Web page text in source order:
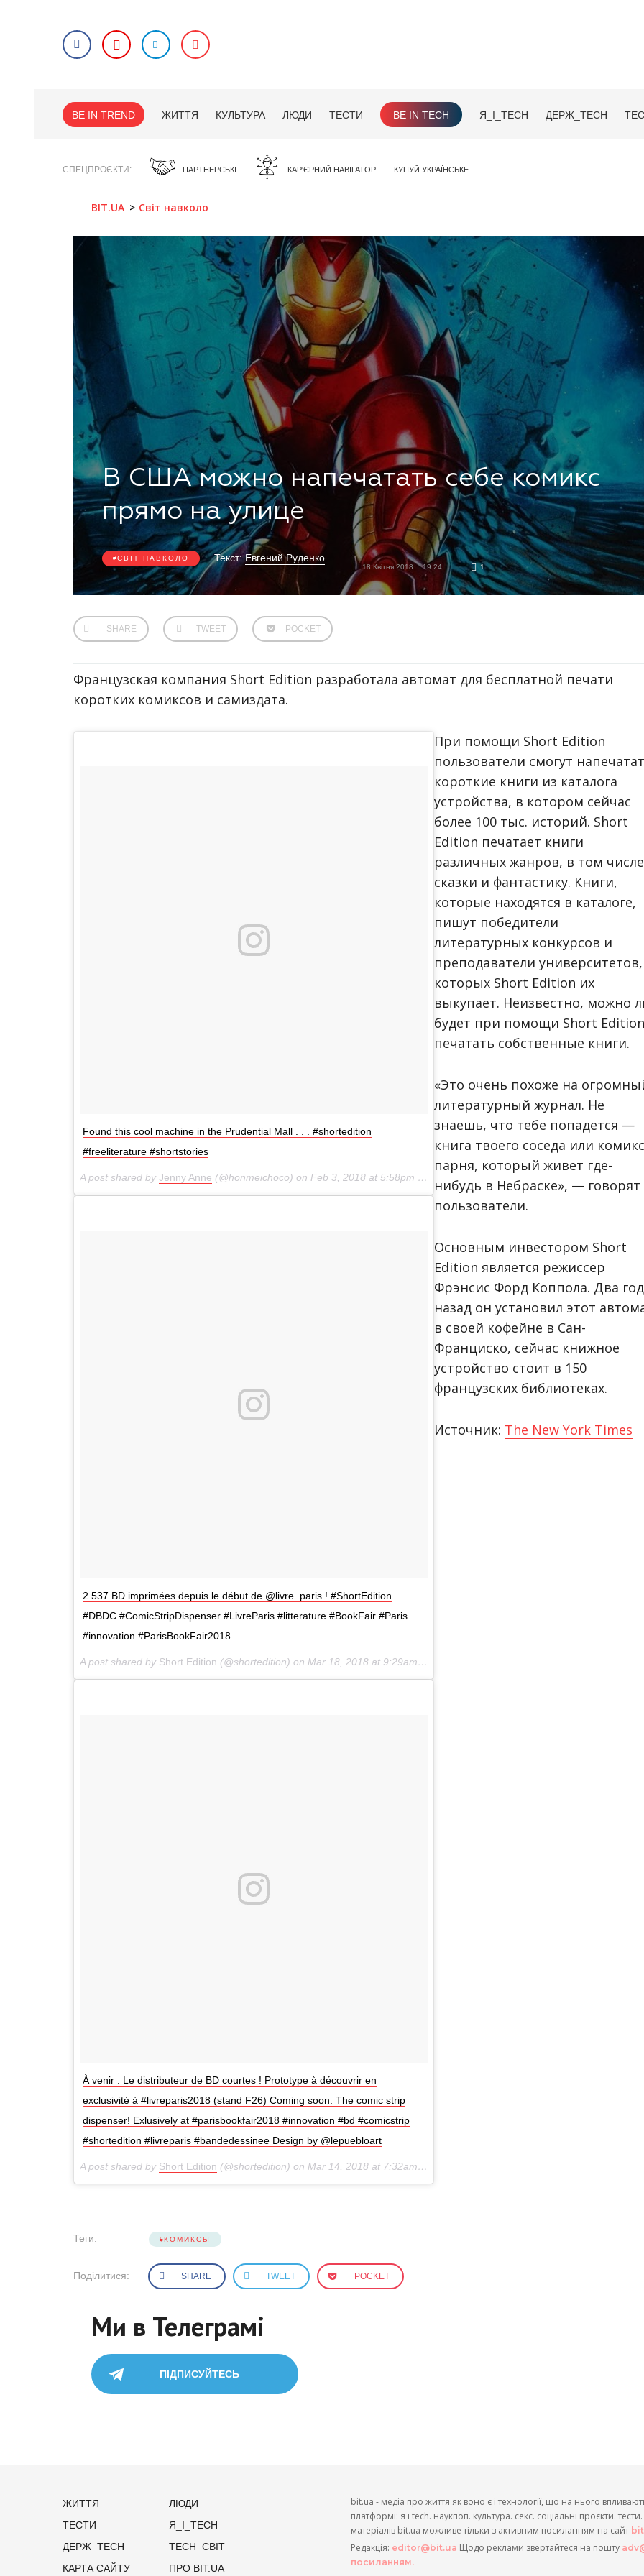
BE IN TREND ЖИТТЯ КУЛЬТУРА ЛЮДИ ТЕСТИ BE IN TECH Я_І_TECH ДЕРЖ_TECH
СПЕЦПРОЄКТИ ПАРТНЕРСЬКІ КАР'ЄРНИЙ НАВІГАТОР КУПУЙ УКРАЇНСЬКЕ
BIT.UA Світ навколо
В США можно напечатать себе комикс
прямо на улице
СВІТ НАВКОЛО Текст:Евгений Руденко
18 Квітня 2018 19:24 1
SHARE TWEET POCKET
Французская компания Short Edition разработала автомат для бесплатной печати
коротких комиксов и самиздата.
Found this cool machine in the Prudential Mall . . . #shortedition
#freeliterature #shortstories
A post shared by Jenny Anne (@honmeichoco) on Feb 3, 2018 at 5:58pm PST
При помощи Short Edition
пользователи смогут
короткие книги из каталога
устройства, в котором сейчас
более 100 тыс. историй. Short
Edition печатает книги
различных жанров, в том числе
сказки и фантастику. Книги,
которые находятся в каталоге,
пишут победители
литературных конкурсов и
преподаватели
которых Short Edition их
выкупает. Неизвестно, можно
будет при помощи Short Edition
печатать собственные книги.
2 537 BD imprimées depuis le début de @livre_paris ! #ShortEdition
#DBDC #ComicStripDispenser #LivreParis #litterature #BookFair #Paris
#innovation #ParisBookFair2018
A post shared by Short Edition (@shortedition) on Mar 18, 2018 at 9:29am PDT
«Это очень похоже на
литературный журнал. Не
знаешь, что тебе попадется —
книга твоего соседа или комикс
парня, который живет где-
нибудь в Небраске», — говорят
пользователи.
À venir : Le distributeur de BD courtes ! Prototype à découvrir en
exclusivité à #livreparis2018 (stand F26) Coming soon: The comic strip
dispenser! Exlusively at #parisbookfair2018 #innovation #bd #comicstrip
#shortedition #livreparis #bandedessinee Design by @lepuebloart
A post shared by Short Edition (@shortedition) on Mar 14, 2018 at 7:32am PDT
Основным инвестором Short
Edition является режиссер
Фрэнсис Форд Коппола. Два
назад он установил этот
в своей кофейне в Сан-
Франциско, сейчас книжное
устройство стоит в 150
французских библиотеках.
Источник: The New York Times
Теги: КОМИКСЫ
Поділитися: SHARE TWEET POCKET
Ми в Телеграмі
ПІДПИСУЙТЕСЬ
ЖИТТЯ
ЛЮДИ
ТЕСТИ
Я_І_TECH
ДЕРЖ_TECH
TECH_СВІТ
КАРТА САЙТУ
ПРО BIT.UA
bit.ua - медіа про життя як воно є і технології, що на нього
платформі: я і tech. наукпоп. культура. секс. соціальні проєкти.
матеріалів bit.ua можливе тільки з активним посиланням на сайт
Редакція: editor@bit.ua Щодо реклами звертайтеся на пошту
посиланням.